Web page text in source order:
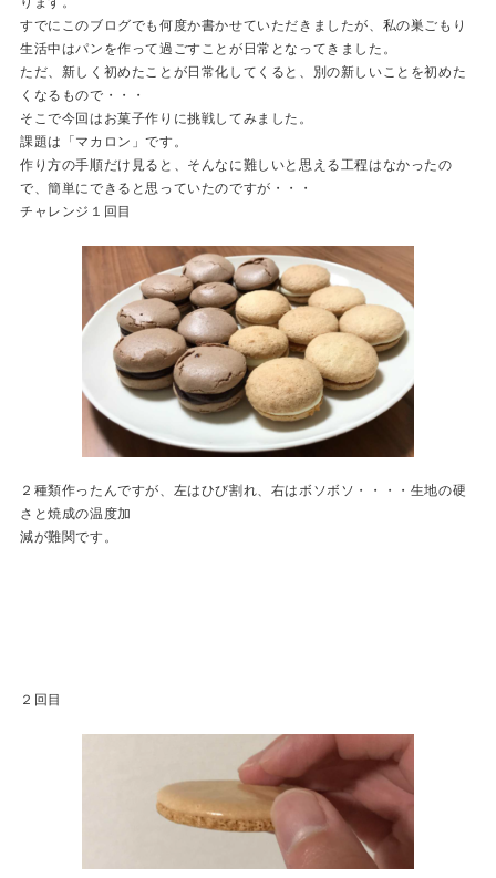
すでにこのブログでも何度か書かせていただきましたが、私の巣ごもり
生活中はパンを作って過ごすことが日常となってきました。
ただ、新しく初めたことが日常化してくると、別の新しいことを初めた
くなるもので・・・
そこで今回はお菓子作りに挑戦してみました。
課題は「マカロン」です。
作り方の手順だけ見ると、そんなに難しいと思える工程はなかったの
で、簡単にできると思っていたのですが・・・
チャレンジ１回目
２種類作ったんですが、左はひび割れ、右はボソボソ・・・・生地の硬
さと焼成の温度加
減が難関です。
２回目